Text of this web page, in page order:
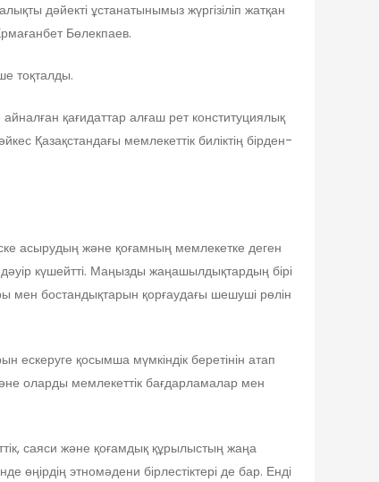
дәйекті ұстанатынымыз жүргізіліп жатқан
Бөлекпаев.
тоқталды.
қағидаттар алғаш рет конституциялық
Қазақстандағы мемлекеттік биліктің бірден-
асырудың және қоғамның мемлекетке деген
күшейтті. Маңызды жаңашылдықтардың бірі
мен бостандықтарын қорғаудағы шешуші рөлін
ескеруге қосымша мүмкіндік беретінін атап
оларды мемлекеттік бағдарламалар мен
саяси және қоғамдық құрылыстың жаңа
өңірдің этномәдени бірлестіктері де бар. Енді